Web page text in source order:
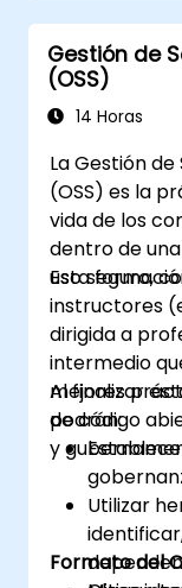
seguridad.
Gestión de
(OSS)
14 Horas
La Gestión
(OSS) es la
vida de los
dentro de
uso seguro,
Esta
instructores
dirigida a
intermedio
mejores
de código
y
Al finalizar
podrán:
Utilizar
Formato del